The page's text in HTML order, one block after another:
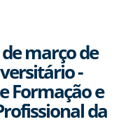
de março de
-
Formação e
da